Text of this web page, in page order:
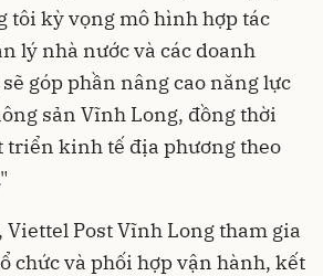
tôi kỳ vọng mô hình hợp tác
lý nhà nước và các doanh
góp phần nâng cao năng lực
sản Vĩnh Long, đồng thời
triển kinh tế địa phương theo
Post Vĩnh Long tham gia
chức và phối hợp vận hành, kết